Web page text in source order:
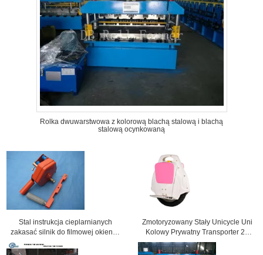
Rolka dwuwarstwowa z kolorową blachą stalową i blachą
stalową ocynkowaną
Stal instrukcja cieplarnianych
zakasać silnik do filmowej okienku
wentylacyjnym ściany bocznej
Zmotoryzowany Stały Unicycle Uni
Kolowy Prywatny Transporter 20
kilometrów na godzinę Max